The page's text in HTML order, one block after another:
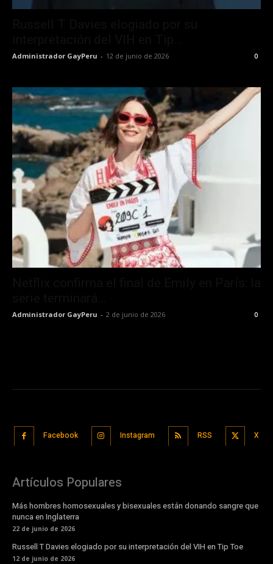
Administrador GayPeru - 12 de junio de 2026 0
Administrador GayPeru - 2 de junio de 2026 0
Facebook Instagram RSS X
Artículos Populares
Más hombres homosexuales y bisexuales están donando sangre que
nunca en Inglaterra
22 de junio de 2026
Russell T Davies elogiado por su interpretación del VIH en Tip Toe
12 de junio de 2026